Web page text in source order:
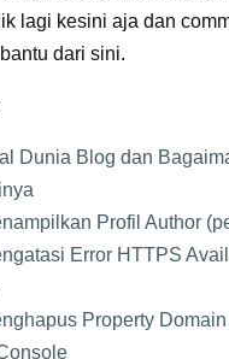
lagi kesini aja dan
dari sini.
Dunia Blog dan
Profil Author
Error HTTPS
Property